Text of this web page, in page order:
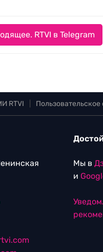
RTVI в Telegram
RTVI
Мы в
и